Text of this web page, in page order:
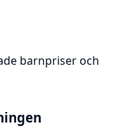
barnpriser och